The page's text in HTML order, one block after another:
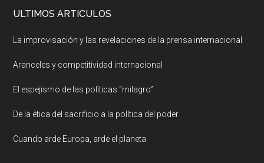
ULTIMOS ARTICULOS
La improvisación y las revelaciones de la prensa internacional
Aranceles y competitividad internacional
El espejismo de las políticas “milagro”
De la ética del sacrificio a la política del poder
Cuando arde Europa, arde el planeta